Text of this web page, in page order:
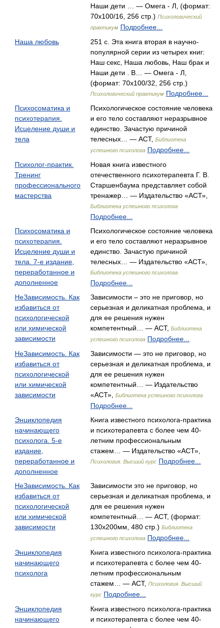
Наши дети … — Омега - Л, (формат:
70x100/16, 256 стр.) Психологический
практикум Подробнее...
Наша любовь
251 с. Эта книга вторая в научно-
популярной серии из четырех книг:
Наш секс, Наша любовь, Наш брак и
Наши дети . В… — Омега - Л,
(формат: 70x100/32, 256 стр.)
Психологический практикум Подробнее...
Психосоматика и
психотерапия.
Исцеление души и
тела
Психологическое состояние человека
и его тело составляют неразрывное
единство. Зачастую причиной
телесных… — АСТ, Библиотека
успешного психолога Подробнее...
Психолог-практик.
Тренинг
профессионального
мастерства
Новая книга известного
отечественного психотерапевта Г. В.
Старшенбаума представляет собой
тренажер… — Издательство «АСТ»,
Библиотека успешного психолога
Подробнее...
Психосоматика и
психотерапия.
Исцеление души и
тела. 7-е издание,
переработанное и
дополненное
Психологическое состояние человека
и его тело составляют неразрывное
единство. Зачастую причиной
телесных… — Издательство «АСТ»,
Библиотека успешного психолога
Подробнее...
НеЗависимость. Как
избавиться от
психологической
или химической
зависимости
Зависимости – это не приговор, но
серьезная и деликатная проблема, и
для ее решения нужен
компетентный… — АСТ, Библиотека
успешного психолога Подробнее...
НеЗависимость. Как
избавиться от
психологической
или химической
зависимости
Зависимости — это не приговор, но
серьезная и деликатная проблема, и
для ее решения нужен
компетентный… — Издательство
«АСТ»,
Библиотека успешного психолога
Подробнее...
Энциклопедия
начинающего
психолога. 5-е
издание,
переработанное и
дополненное
Книга известного психолога-практика
и психотерапевта с более чем 40-
летним профессиональным
стажем… — Издательство «АСТ»,
Психология. Высший курс Подробнее...
НеЗависимость. Как
избавиться от
психологической
или химической
зависимости
Зависимости это не приговор, но
серьезная и деликатная проблема, и
для ее решения нужен
компетентный… — АСТ, (формат:
130x200мм, 480 стр.) Библиотека
успешного психолога Подробнее...
Энциклопедия
начинающего
психолога
Книга известного психолога-практика
и психотерапевта с более чем 40-
летним профессиональным
стажем… — АСТ, Психология. Высший
курс Подробнее...
Энциклопедия
начинающего
Книга известного психолога-практика
и психотерапевта с более чем 40-